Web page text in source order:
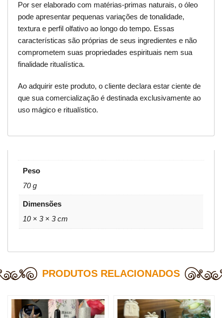
Por ser elaborado com matérias-primas naturais, o óleo
pode apresentar pequenas variações de tonalidade,
textura e perfil olfativo ao longo do tempo. Essas
características são próprias de seus ingredientes e não
comprometem suas propriedades espirituais nem sua
finalidade ritualística.
Ao adquirir este produto, o cliente declara estar ciente de
que sua comercialização é destinada exclusivamente ao
uso mágico e ritualístico.
Peso
70 g
Dimensões
10 × 3 × 3 cm
PRODUTOS RELACIONADOS